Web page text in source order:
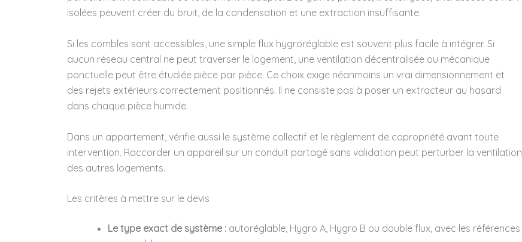
isolées peuvent créer du bruit, de la condensation et une extraction insuffisante.
Si les combles sont accessibles, une simple flux hygroréglable est souvent plus facile à intégrer. Si
aucun réseau central ne peut traverser le logement, une ventilation décentralisée ou mécanique
ponctuelle peut être étudiée pièce par pièce. Ce choix exige néanmoins un vrai dimensionnement et
des rejets extérieurs correctement positionnés. Il ne consiste pas à poser un extracteur au hasard
dans chaque pièce humide.
Dans un appartement, vérifie aussi le système collectif et le règlement de copropriété avant toute
intervention. Raccorder un appareil sur un conduit partagé sans validation peut perturber la ventilation
des autres logements.
Les critères à mettre sur le devis
Le type exact de système : autoréglable, Hygro A, Hygro B ou double flux, avec les références